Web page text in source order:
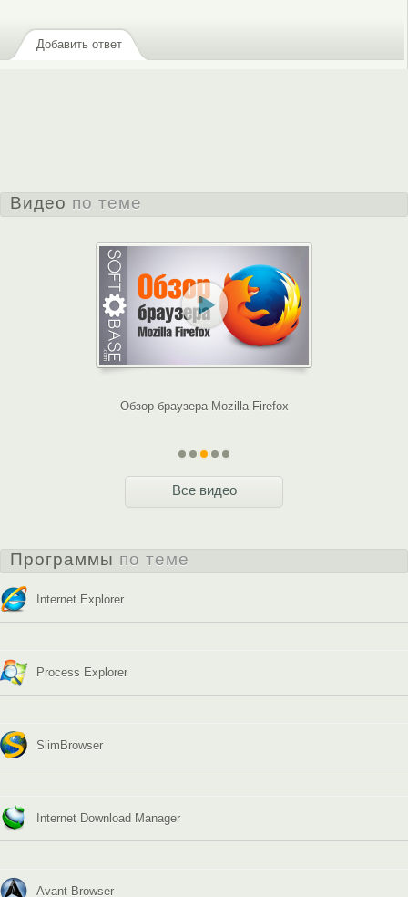
Добавить ответ
Видео по теме
Обзор браузера Mozilla Firefox
Все видео
Программы по теме
Internet Explorer
Process Explorer
SlimBrowser
Internet Download Manager
Avant Browser